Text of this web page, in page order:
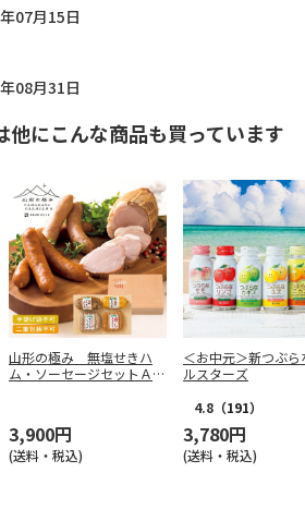
07月15日
08月31日
他にこんな商品も買っています
山形の極み 無塩せきハ
ム・ソーセージセットＡ
3,900円
(送料・税込)
＜お中元＞新つぶら
ルスターズ
4.8 （191）
3,780円
(送料・税込)